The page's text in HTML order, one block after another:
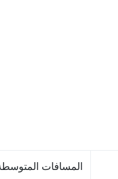
المسافات